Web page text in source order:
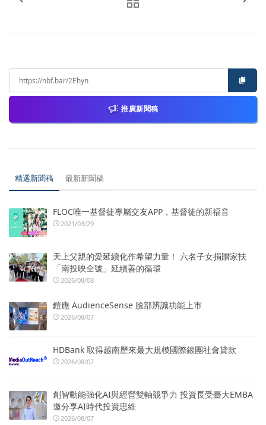
推廣新聞稿
精選新聞稿 最新新聞稿
FLOC唯一基督徒專屬交友APP，基督徒的新福音
2021/03/29
天上父親的愛延續化作希望力量！ 六名子女捐贈家扶
「南投映全號」延續善的循環
2026/08/08
鎧應 AudienceSense 臉部辨識功能上市
2026/08/07
HDBank 取得越南歷來最大規模國際銀團社會貸款
2026/08/07
創智動能強化AI與經營雙軸競爭力 投資長受臺大EMBA
邀分享AI時代投資思維
2026/08/07